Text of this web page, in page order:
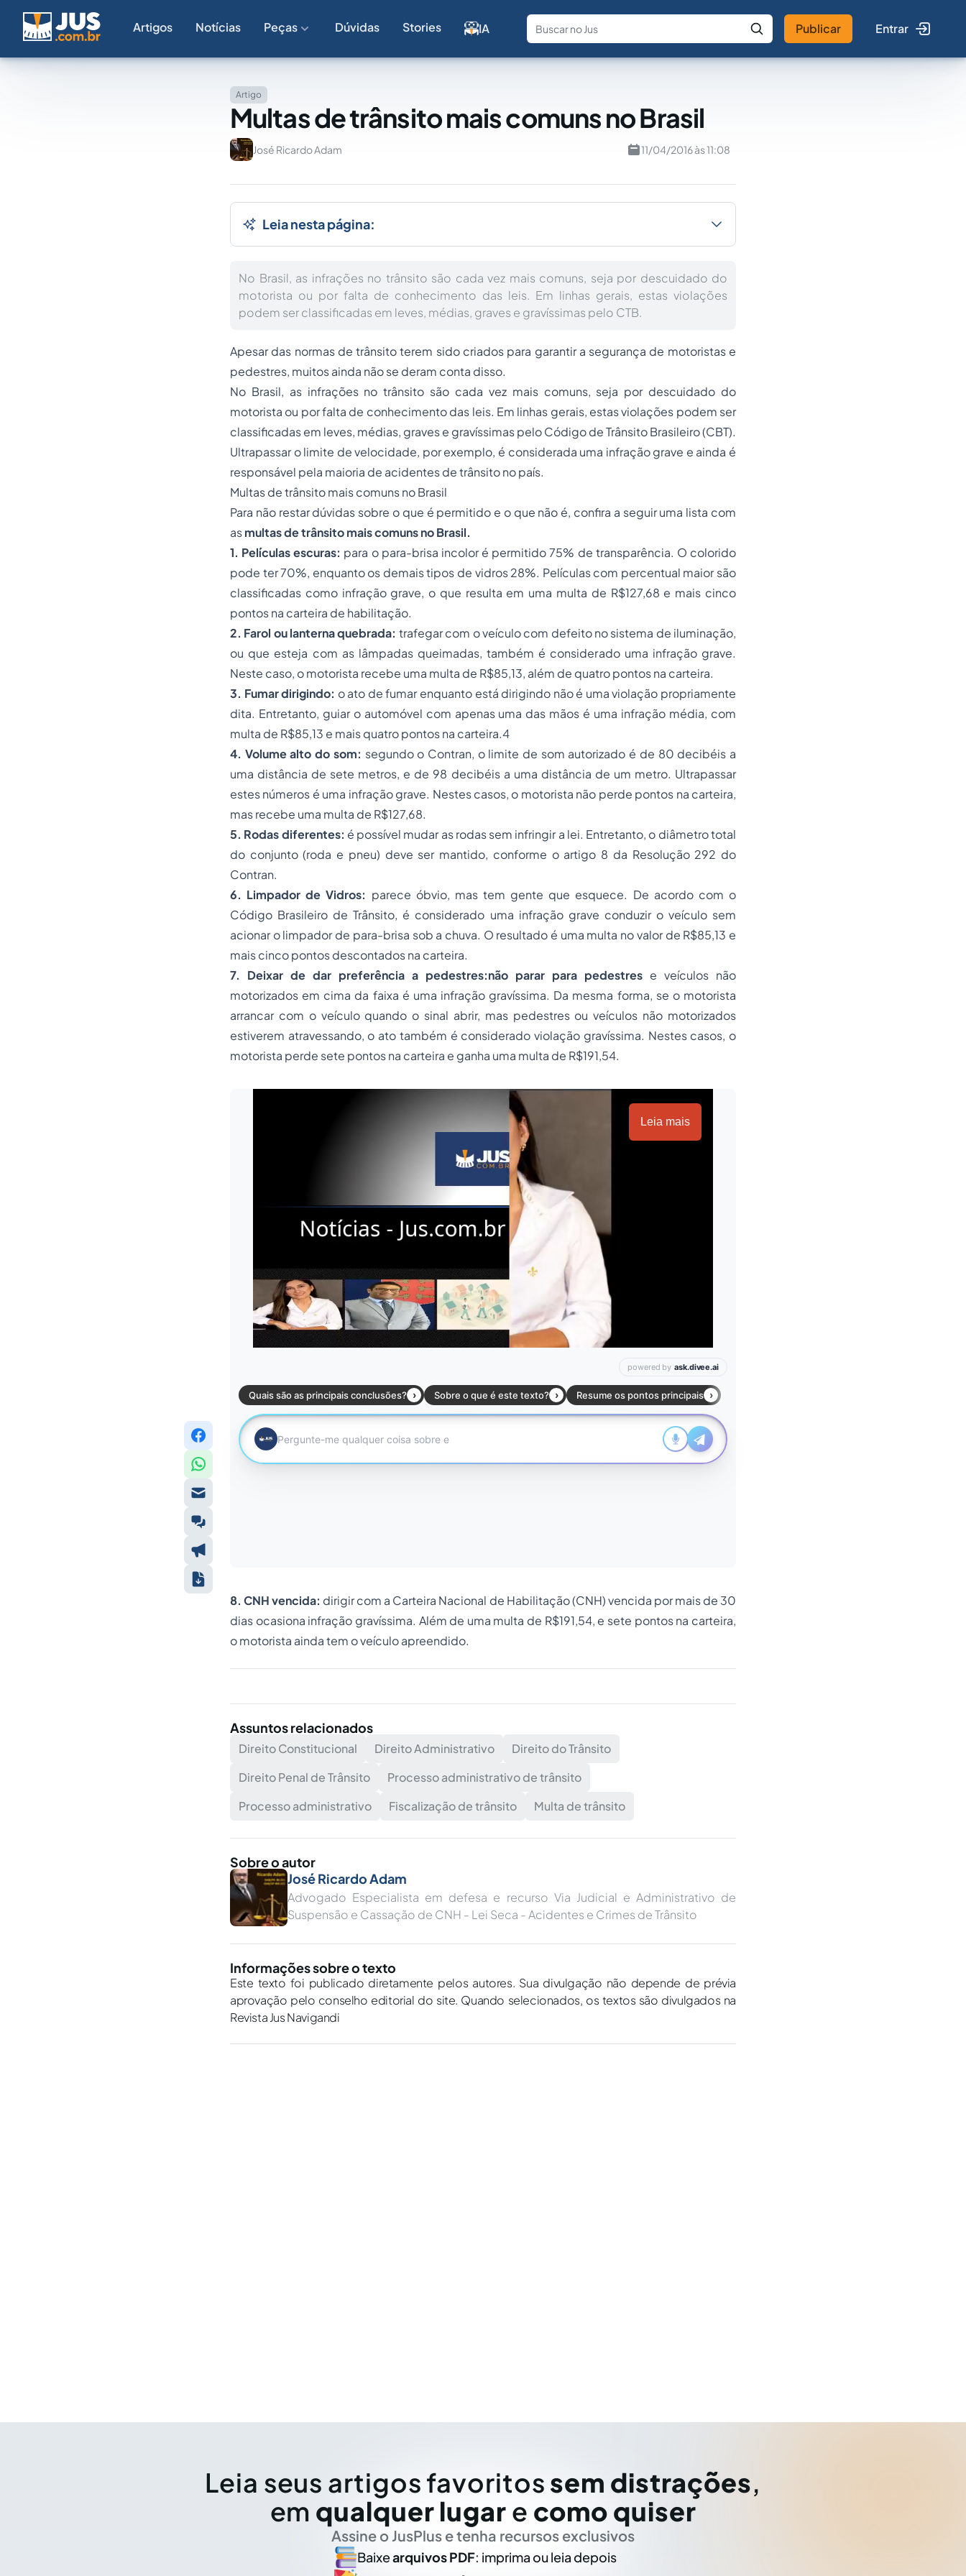
Artigos Notícias Peças Dúvidas Stories IA
Fale com a IA Buscar no Jus
Publicar Entrar
Artigo
Multas de trânsito mais comuns no Brasil
José Ricardo Adam 11/04/2016 às 11:08
Leia nesta página:
No Brasil, as infrações no trânsito são cada vez mais comuns, seja por descuidado do
motorista ou por falta de conhecimento das leis. Em linhas gerais, estas violações
podem ser classificadas em leves, médias, graves e gravíssimas pelo CTB.
Apesar das normas de trânsito terem sido criados para garantir a segurança de motoristas e
pedestres, muitos ainda não se deram conta disso.
No Brasil, as infrações no trânsito são cada vez mais comuns, seja por descuidado do
motorista ou por falta de conhecimento das leis. Em linhas gerais, estas violações podem ser
classificadas em leves, médias, graves e gravíssimas pelo Código de Trânsito Brasileiro (CBT).
Ultrapassar o limite de velocidade, por exemplo, é considerada uma infração grave e ainda é
responsável pela maioria de acidentes de trânsito no país.
Multas de trânsito mais comuns no Brasil
Para não restar dúvidas sobre o que é permitido e o que não é, confira a seguir uma lista com
asmultas de trânsito mais comuns no Brasil.
1. Películas escuras: para o para-brisa incolor é permitido 75% de transparência. O colorido
pode ter 70%, enquanto os demais tipos de vidros 28%. Películas com percentual maior são
classificadas como infração grave, o que resulta em uma multa de R$127,68 e mais cinco
pontos na carteira de habilitação.
2. Farol ou lanterna quebrada: trafegar com o veículo com defeito no sistema de iluminação,
ou que esteja com as lâmpadas queimadas, também é considerado uma infração grave.
Neste caso, o motorista recebe uma multa de R$85,13, além de quatro pontos na carteira.
3. Fumar dirigindo: o ato de fumar enquanto está dirigindo não é uma violação propriamente
dita. Entretanto, guiar o automóvel com apenas uma das mãos é uma infração média, com
multa de R$85,13 e mais quatro pontos na carteira.4
4. Volume alto do som: segundo o Contran, o limite de som autorizado é de 80 decibéis a
uma distância de sete metros, e de 98 decibéis a uma distância de um metro. Ultrapassar
estes números é uma infração grave. Nestes casos, o motorista não perde pontos na carteira,
mas recebe uma multa de R$127,68.
5. Rodas diferentes: é possível mudar as rodas sem infringir a lei. Entretanto, o diâmetro total
do conjunto (roda e pneu) deve ser mantido, conforme o artigo 8 da Resolução 292 do
Contran.
6. Limpador de Vidros: parece óbvio, mas tem gente que esquece. De acordo com o
Código Brasileiro de Trânsito, é considerado uma infração grave conduzir o veículo sem
acionar o limpador de para-brisa sob a chuva. O resultado é uma multa no valor de R$85,13 e
mais cinco pontos descontados na carteira.
7. Deixar de dar preferência a pedestres:não parar para pedestres e veículos não
motorizados em cima da faixa é uma infração gravíssima. Da mesma forma, se o motorista
arrancar com o veículo quando o sinal abrir, mas pedestres ou veículos não motorizados
estiverem atravessando, o ato também é considerado violação gravíssima. Nestes casos, o
motorista perde sete pontos na carteira e ganha uma multa de R$191,54.
Leia mais
8. CNH vencida: dirigir com a Carteira Nacional de Habilitação (CNH) vencida por mais de 30
dias ocasiona infração gravíssima. Além de uma multa de R$191,54, e sete pontos na carteira,
o motorista ainda tem o veículo apreendido.
Assuntos relacionados
Direito Constitucional Direito Administrativo
Direito do Trânsito
Direito Penal de Trânsito
Processo administrativo de trânsito
Processo administrativo
Fiscalização de trânsito Multa de trânsito
Sobre o autor
José Ricardo Adam
Advogado Especialista em defesa e recurso Via Judicial e Administrativo de
Suspensão e Cassação de CNH - Lei Seca - Acidentes e Crimes de Trânsito
Informações sobre o texto
Este texto foi publicado diretamente pelos autores. Sua divulgação não depende de prévia
aprovação pelo conselho editorial do site. Quando selecionados, os textos são divulgados na
Revista Jus Navigandi
Leia seus artigos favoritos sem distrações,
em qualquer lugar e como quiser
Assine o JusPlus e tenha recursos exclusivos
Baixearquivos PDF: imprima ou leia depois